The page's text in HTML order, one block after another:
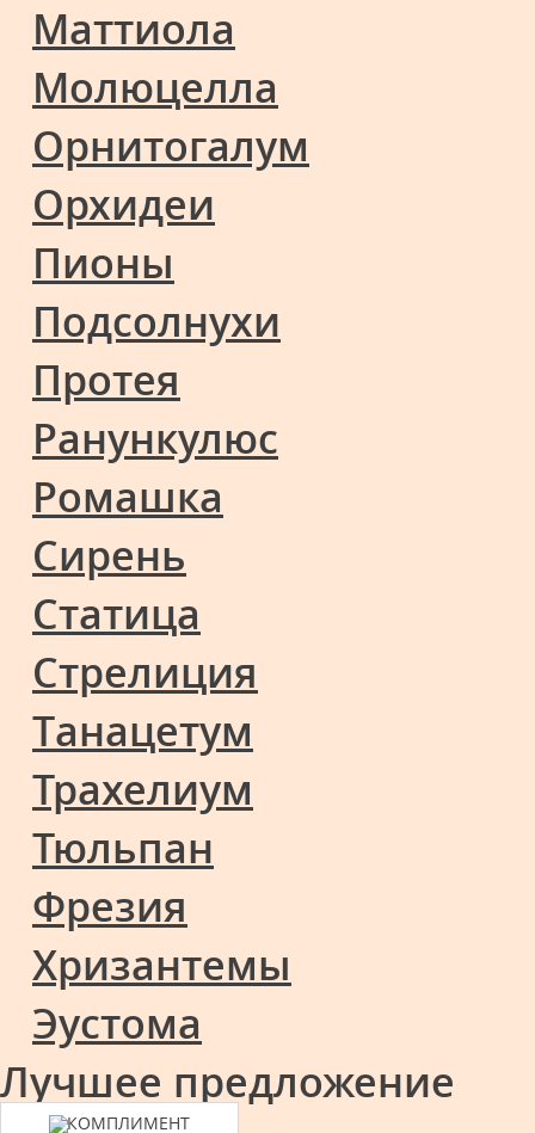
Маттиола
Молюцелла
Орнитогалум
Орхидеи
Пионы
Подсолнухи
Протея
Ранункулюс
Ромашка
Сирень
Статица
Стрелиция
Танацетум
Трахелиум
Тюльпан
Фрезия
Хризантемы
Эустома
Лучшее предложение